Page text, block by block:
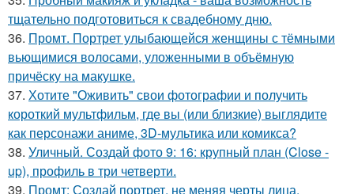
тщательно подготовиться к свадебному дню.
36. Промт. Портрет улыбающейся женщины с тёмными
вьющимися волосами, уложенными в объёмную
причёску на макушке.
37. Хотите "Оживить" свои фотографии и получить
короткий мультфильм, где вы (или близкие) выглядите
как персонажи аниме, 3D-мультика или комикса?
38. Уличный. Создай фото 9: 16: крупный план (Close -
up), профиль в три четверти.
39. Промт: Создай портрет, не меняя черты лица.